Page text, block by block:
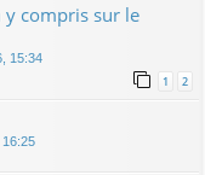
y compris sur le
15:34
1 2
16:25